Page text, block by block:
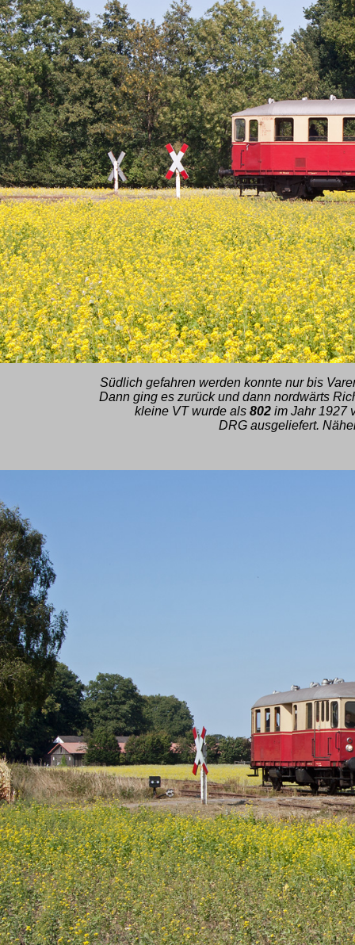
Südlich gefahren werden konnte nur bis
Dann ging es zurück und dann nordwärts
kleine VT wurde als 802im Jahr 1927
DRG ausgeliefert.